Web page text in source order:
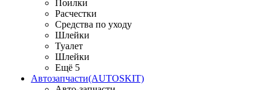
Поилки
Расчестки
Средства по уходу
Шлейки
Туалет
Шлейки
Ещё 5
Автозапчасти(AUTOSKIT)